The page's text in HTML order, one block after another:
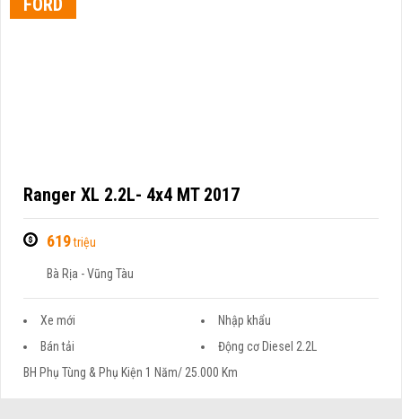
FORD
Ranger XL 2.2L- 4x4 MT 2017
619triệu
Bà Rịa - Vũng Tàu
Xe mới
Nhập khẩu
Bán tải
Động cơ Diesel 2.2L
BH Phụ Tùng & Phụ Kiện 1 Năm/ 25.000 Km